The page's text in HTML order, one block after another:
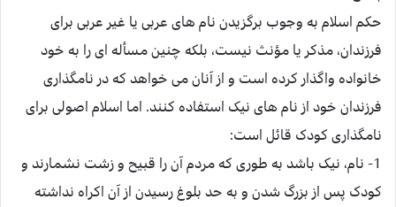
حکم اسلام به وجوب برگزیدن نام های عربی یا غیر عربی برای
فرزندان، مذکر یا مؤنث نیست، بلکه چنین مسأله ای را به خود
خانواده واگذار کرده است و از آنان می خواهد که در نامگذاری
فرزندان خود از نام های نیک استفاده کنند. اما اسلام اصولی برای
نامگذاری کودک قائل است:
1- نام، نیک باشد به طوری که مردم آن را قبیح و زشت نشمارند و
کودک پس از بزرگ شدن و به حد بلوغ رسیدن از آن اکراه نداشته